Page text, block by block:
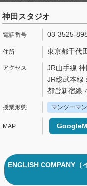
神田スタジオ
03-3525-
東京都千代
JR山手線
JR総武本線
都営新宿線
マンツーマン
ENGLISH COMPANY（